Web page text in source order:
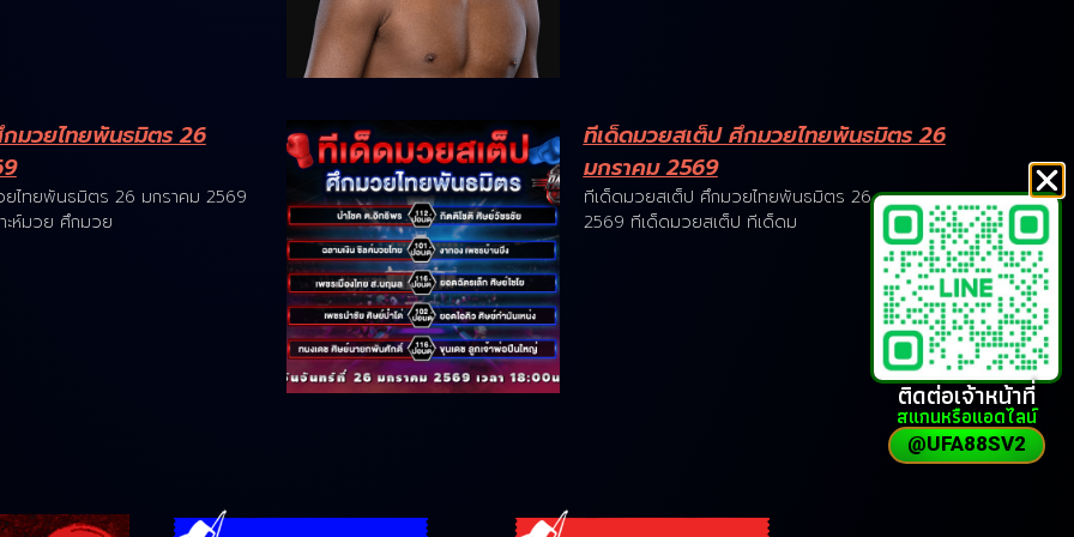
มวยไทยพันธมิตร 26
ไทยพันธมิตร 26 มกราคม 2569
ะห์มวย ศึกมวย
ทีเด็ดมวยสเต็ป ศึกมวยไทยพันธมิตร 26
มกราคม 2569
ทีเด็ดมวยสเต็ป ศึกมวยไทยพันธมิตร 26 มกราคม
2569 ทีเด็ดมวยสเต็ป ทีเด็ดม
ติดต่อเจ้าหน้าที่
สแกนหรือแอดไลน์
@UFA88SV2